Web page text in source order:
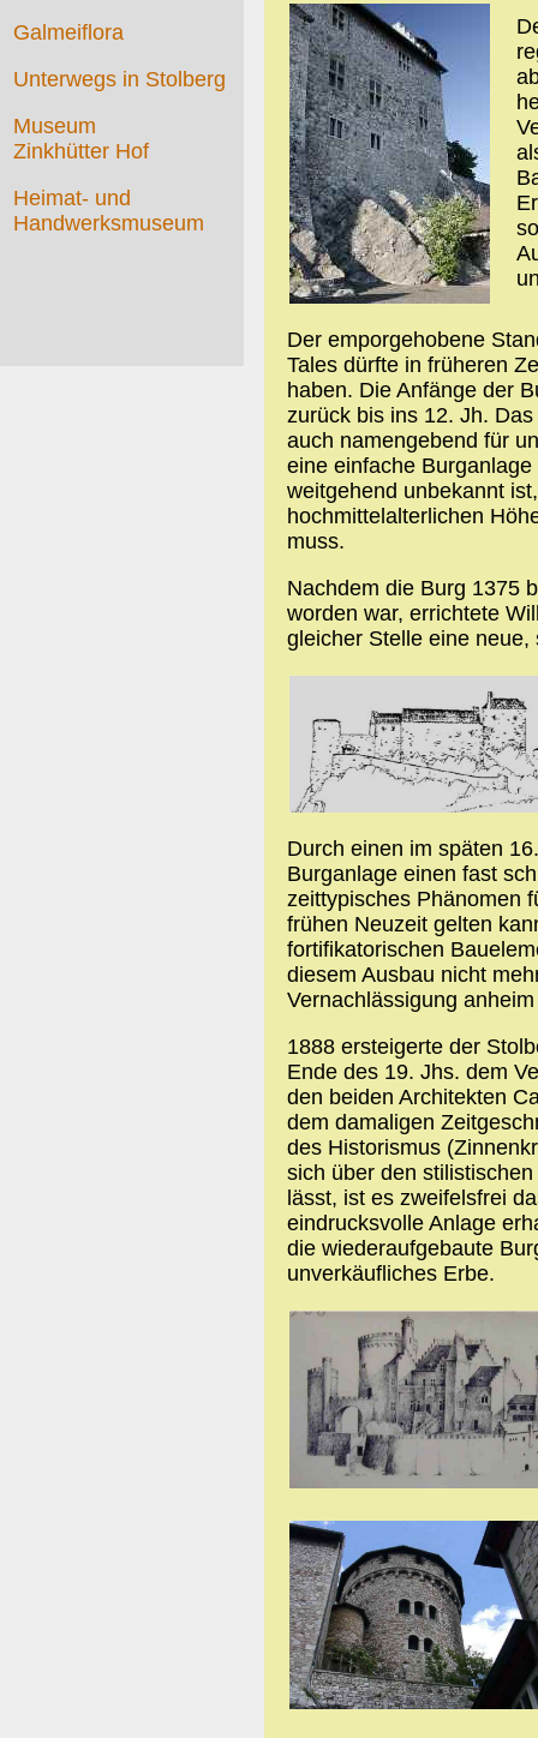
Galmeiflora
Unterwegs in Stolberg
Museum
Zinkhütter Hof
Heimat- und
Handwerksmuseum
Der emporgehobene
Tales dürfte in früheren
haben. Die Anfänge der
zurück bis ins 12. Jh.
auch namengebend für
eine einfache
weitgehend unbekannt
hochmittelalterlichen
muss.
Nachdem die Burg 1375
worden war, errichtete
gleicher Stelle eine
Durch einen im späten
Burganlage einen fast
zeittypisches Phänomen
frühen Neuzeit gelten
fortifikatorischen
diesem Ausbau nicht
Vernachlässigung
1888 ersteigerte der
Ende des 19. Jhs. dem
den beiden Architekten
dem damaligen
des Historismus
sich über den
lässt, ist es zweifelsfrei
eindrucksvolle Anlage
die wiederaufgebaute
unverkäufliches Erbe.